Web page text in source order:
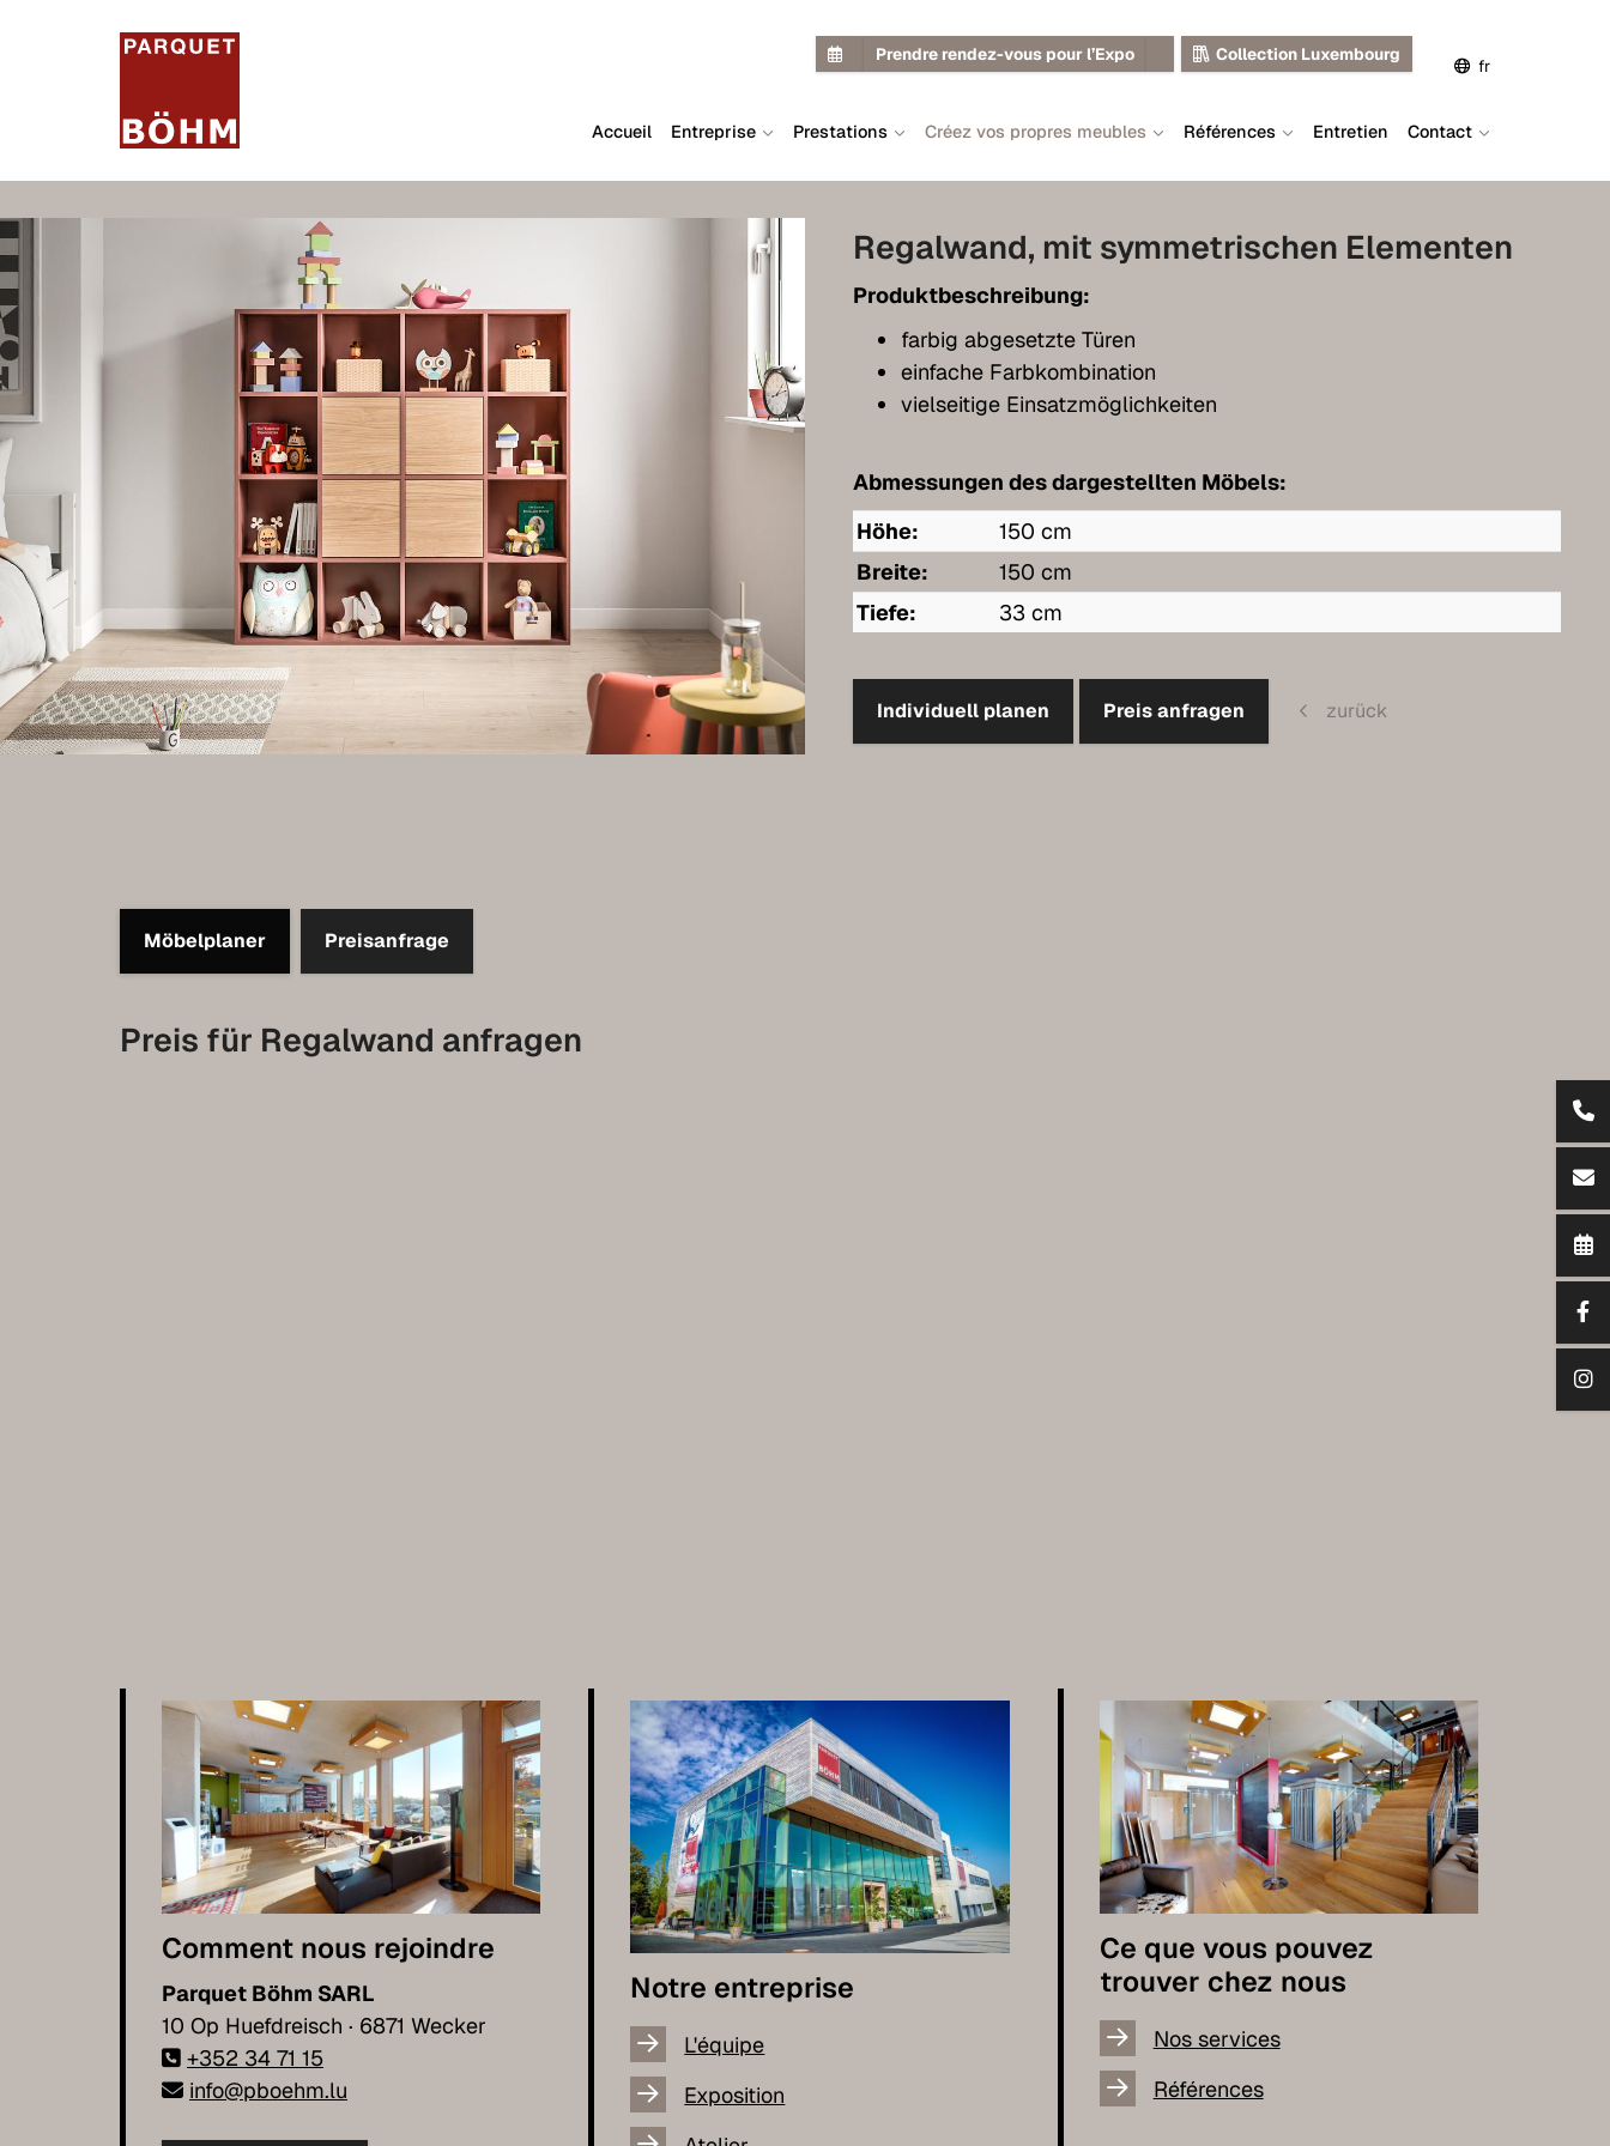
Prendre rendez-vous pour l’Expo Collection Luxembourg
fr
de
en
Accueil Entreprise Prestations Créez vos propres meubles Références Entretien Contact
Regalwand, mit symmetrischen Elementen
Produktbeschreibung:
farbig abgesetzte Türen
einfache Farbkombination
vielseitige Einsatzmöglichkeiten
Abmessungen des dargestellten Möbels:
Höhe:
150 cm
Breite:
150 cm
Tiefe:
33 cm
Individuell planen Preis anfragen zurück
Möbelplaner Preisanfrage
Preis für Regalwand anfragen
Comment nous rejoindre
Parquet Böhm SARL
10 Op Huefdreisch · 6871 Wecker
+352 34 71 15
info@pboehm.lu
Notre entreprise
L'équipe
Exposition
Ce que vous pouvez
trouver chez nous
Nos services
Références